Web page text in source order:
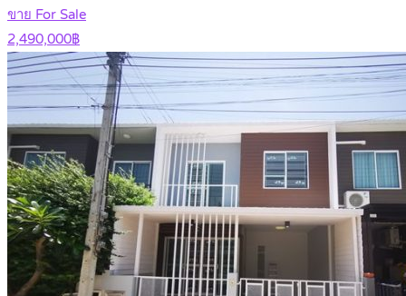
ขาย For Sale
2,490,000฿